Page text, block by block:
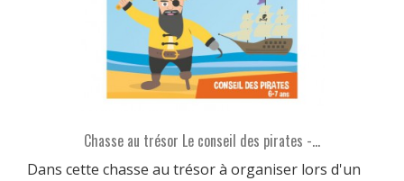
Chasse au trésor Le conseil des pirates -...
Dans cette chasse au trésor à organiser lors d'un